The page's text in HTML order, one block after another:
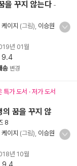
을 꾸지 않는다 -
이지 (그림), 이승원
년 01월
9.4
송 변경
가 도서 · 저가 도서
의 꿈을 꾸지 않
8
이지 (그림), 이승원
년 10월